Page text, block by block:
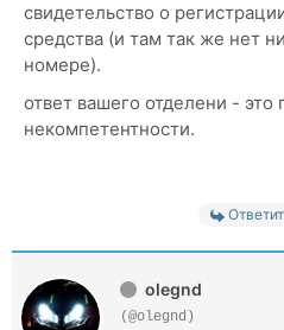
свидетельство о
средства (и там так же нет
номере).
ответ вашего отделени - это
некомпетентности.
olegnd
(@olegnd)